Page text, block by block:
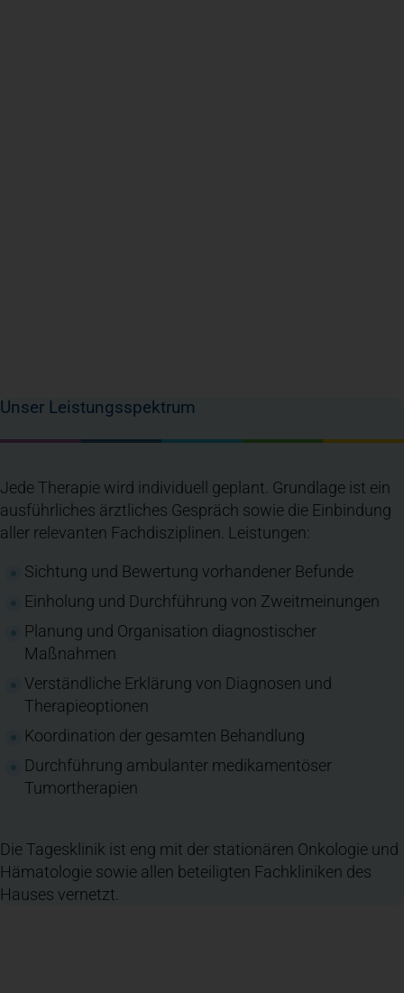
Unser Leistungsspektrum
Jede Therapie wird individuell geplant. Grundlage ist ein
ausführliches ärztliches Gespräch sowie die Einbindung
aller relevanten Fachdisziplinen. Leistungen:
Sichtung und Bewertung vorhandener Befunde
Einholung und Durchführung von Zweitmeinungen
Planung und Organisation diagnostischer
Maßnahmen
Verständliche Erklärung von Diagnosen und
Therapieoptionen
Koordination der gesamten Behandlung
Durchführung ambulanter medikamentöser
Tumortherapien
Die Tagesklinik ist eng mit der stationären Onkologie und
Hämatologie sowie allen beteiligten Fachkliniken des
Hauses vernetzt.